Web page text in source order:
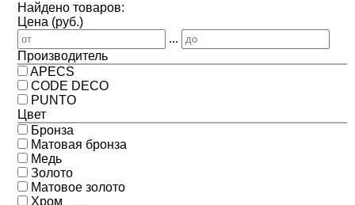
Найдено товаров:
Цена (руб.)
...
Производитель
APECS
CODE DECO
PUNTO
Цвет
Бронза
Матовая бронза
Медь
Золото
Матовое золото
Хром